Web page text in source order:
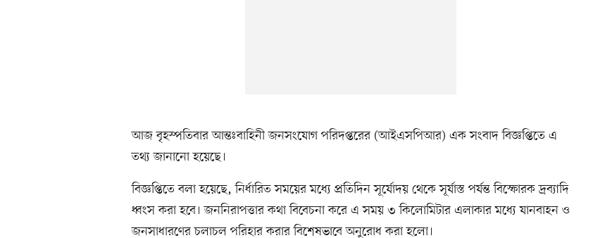
আজ বৃহস্পতিবার আন্তঃবাহিনী জনসংযোগ পরিদপ্তরের (আইএসপিআর) এক সংবাদ বিজ্ঞপ্তিতে এ
তথ্য জানানো হয়েছে।
বিজ্ঞপ্তিতে বলা হয়েছে, নির্ধারিত সময়ের মধ্যে প্রতিদিন সূর্যোদয় থেকে সূর্যাস্ত পর্যন্ত বিস্ফোরক দ্রব্যাদি
ধ্বংস করা হবে। জননিরাপত্তার কথা বিবেচনা করে এ সময় ৩ কিলোমিটার এলাকার মধ্যে যানবাহন ও
জনসাধারণের চলাচল পরিহার করার বিশেষভাবে অনুরোধ করা হলো।